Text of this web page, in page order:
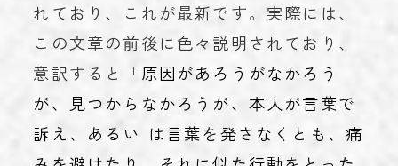
れており、これが最新です。実際には、
この文章の前後に色々説明されており、
意訳すると「原因があろうがなかろう
が、見つからなかろうが、本人が言葉で
訴え、あるい は言葉を発さなくとも、痛